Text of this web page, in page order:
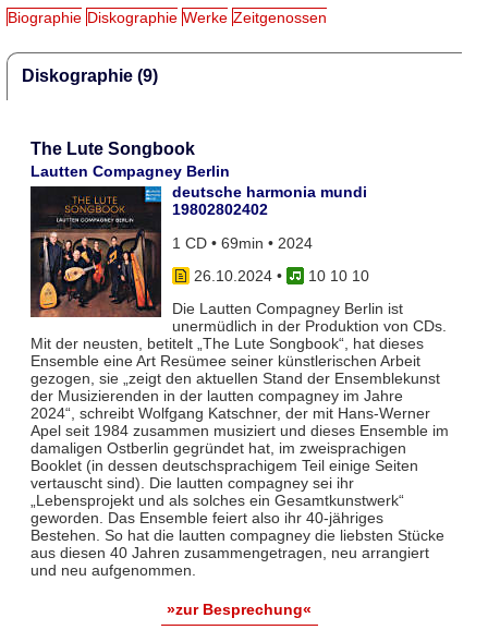
Biographie Diskographie Werke Zeitgenossen
Diskographie (9)
The Lute Songbook
Lautten Compagney Berlin
deutsche harmonia mundi
19802802402
1 CD • 69min • 2024
26.10.2024•
10 10 10
Die Lautten Compagney Berlin ist
unermüdlich in der Produktion von CDs.
Mit der neusten, betitelt „The Lute Songbook“, hat dieses
Ensemble eine Art Resümee seiner künstlerischen Arbeit
gezogen, sie „zeigt den aktuellen Stand der Ensemblekunst
der Musizierenden in der lautten compagney im Jahre
2024“, schreibt Wolfgang Katschner, der mit Hans-Werner
Apel seit 1984 zusammen musiziert und dieses Ensemble im
damaligen Ostberlin gegründet hat, im zweisprachigen
Booklet (in dessen deutschsprachigem Teil einige Seiten
vertauscht sind). Die lautten compagney sei ihr
„Lebensprojekt und als solches ein Gesamtkunstwerk“
geworden. Das Ensemble feiert also ihr 40-jähriges
Bestehen. So hat die lautten compagney die liebsten Stücke
aus diesen 40 Jahren zusammengetragen, neu arrangiert
und neu aufgenommen.
»zur Besprechung«